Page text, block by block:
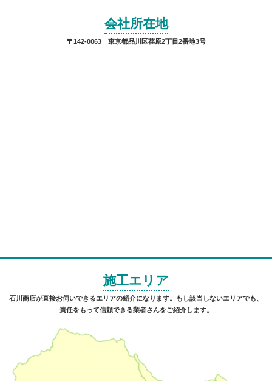
会社所在地
〒142-0063 東京都品川区荏原2丁目2番地3号
施工エリア
石川商店が直接お伺いできるエリアの紹介になります。もし該当しないエリアでも、
責任をもって信頼できる業者さんをご紹介します。